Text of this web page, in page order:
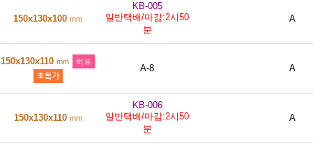
150x130x100 mm
KB-005
일반택배/마감:2시50
분
A
150x130x110 mm 히트
A-8 A
150x130x110 mm
KB-006
일반택배/마감:2시50
분
A